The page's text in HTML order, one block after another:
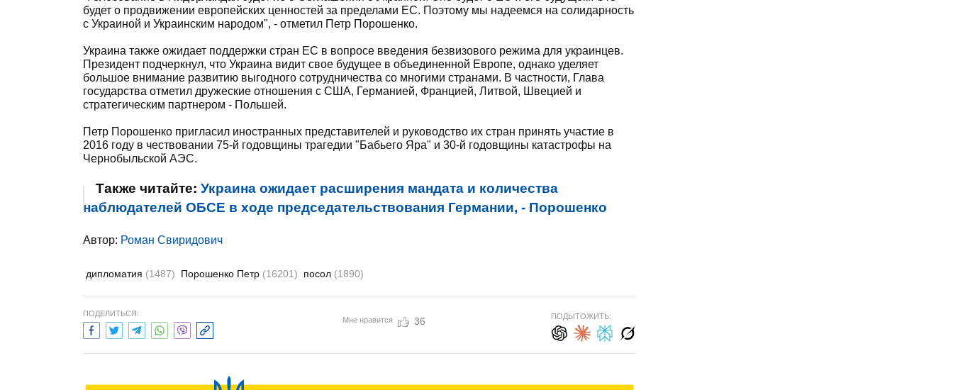
будет о продвижении европейских ценностей за пределами ЕС. Поэтому мы надеемся на солидарность
с Украиной и Украинским народом", - отметил Петр Порошенко.
Украина также ожидает поддержки стран ЕС в вопросе введения безвизового режима для украинцев.
Президент подчеркнул, что Украина видит свое будущее в объединенной Европе, однако уделяет
большое внимание развитию выгодного сотрудничества со многими странами. В частности, Глава
государства отметил дружеские отношения с США, Германией, Францией, Литвой, Швецией и
стратегическим партнером - Польшей.
Петр Порошенко пригласил иностранных представителей и руководство их стран принять участие в
2016 году в чествовании 75-й годовщины трагедии "Бабьего Яра" и 30-й годовщины катастрофы на
Чернобыльской АЭС.
Также читайте: Украина ожидает расширения мандата и количества
наблюдателей ОБСЕ в ходе председательствования Германии, - Порошенко
Автор: Роман Свиридович
дипломатия (1487) Порошенко Петр (16201) посол (1890)
ПОДЕЛИТЬСЯ:
Мне нравится 36 ПОДЫТОЖИТЬ: